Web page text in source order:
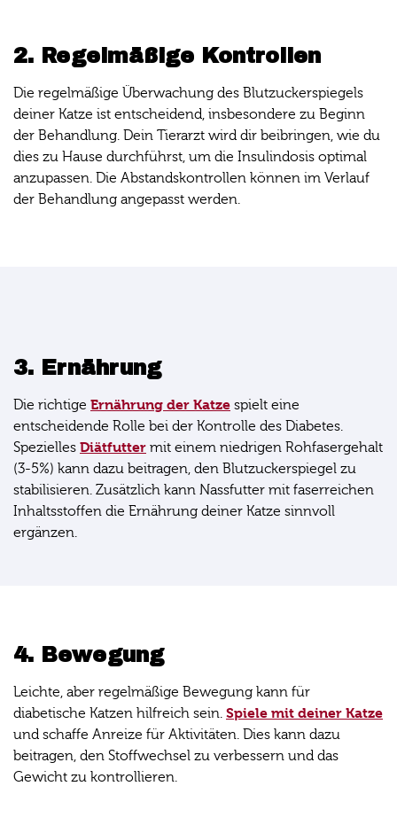
2. Regelmäßige Kontrollen
Die regelmäßige Überwachung des Blutzuckerspiegels
deiner Katze ist entscheidend, insbesondere zu Beginn
der Behandlung. Dein Tierarzt wird dir beibringen, wie du
dies zu Hause durchführst, um die Insulindosis optimal
anzupassen. Die Abstandskontrollen können im Verlauf
der Behandlung angepasst werden.
3. Ernährung
Die richtige Ernährung der Katze spielt eine
entscheidende Rolle bei der Kontrolle des Diabetes.
Spezielles Diätfutter mit einem niedrigen Rohfasergehalt
(3-5%) kann dazu beitragen, den Blutzuckerspiegel zu
stabilisieren. Zusätzlich kann Nassfutter mit faserreichen
Inhaltsstoffen die Ernährung deiner Katze sinnvoll
ergänzen.
4. Bewegung
Leichte, aber regelmäßige Bewegung kann für
diabetische Katzen hilfreich sein. Spiele mit deiner Katze
und schaffe Anreize für Aktivitäten. Dies kann dazu
beitragen, den Stoffwechsel zu verbessern und das
Gewicht zu kontrollieren.